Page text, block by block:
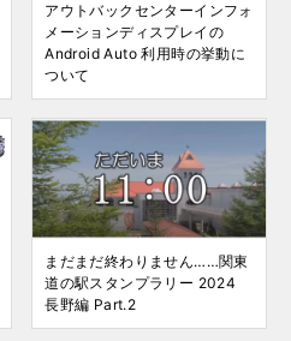
アウトバックセンターインフォ
メーションディスプレイの
Android Auto 利用時の挙動に
ついて
まだまだ終わりません……関東
道の駅スタンプラリー 2024
長野編 Part.2